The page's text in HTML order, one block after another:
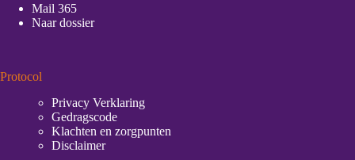
Mail 365
Naar dossier
Protocol
Privacy Verklaring
Gedragscode
Klachten en zorgpunten
Disclaimer